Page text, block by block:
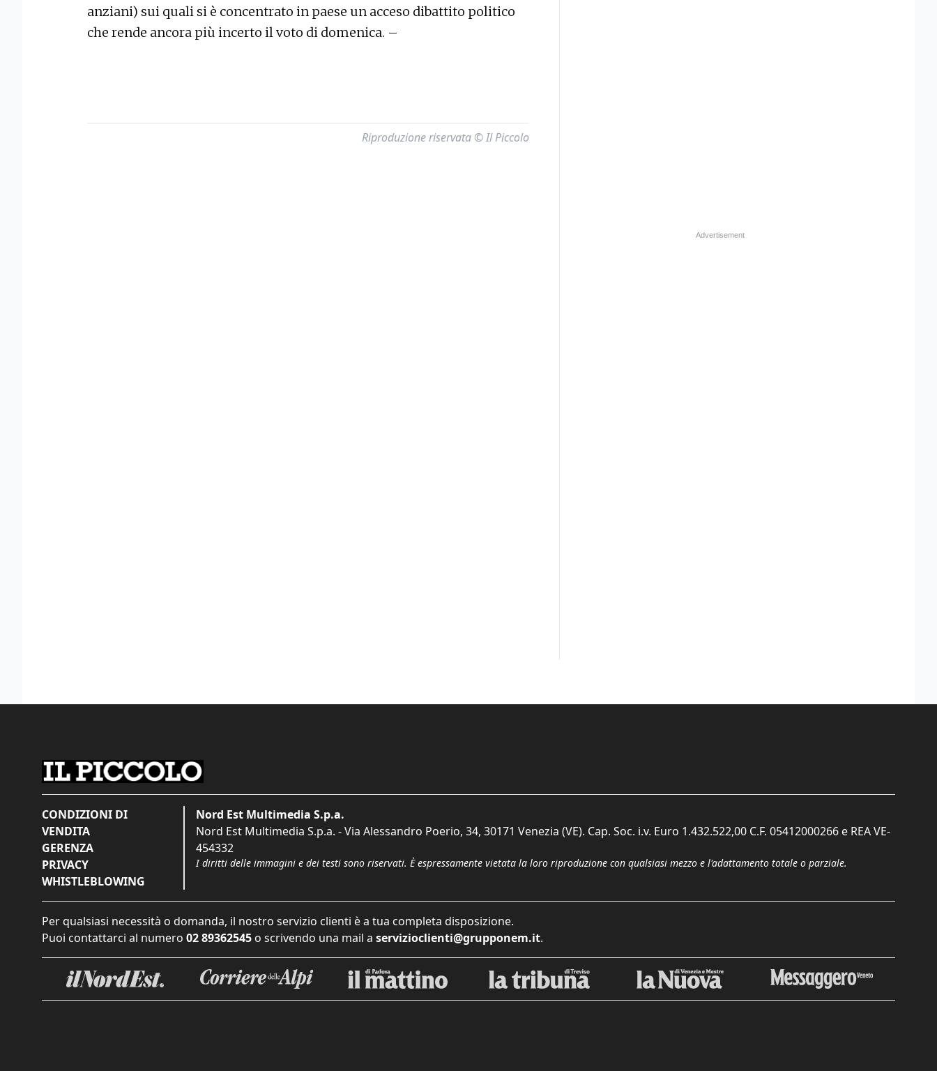
anziani) sui quali si è concentrato in paese un acceso dibattito politico
che rende ancora più incerto il voto di domenica. –
Riproduzione riservata © Il Piccolo
CONDIZIONI DI
VENDITA
GERENZA
PRIVACY
WHISTLEBLOWING
Nord Est Multimedia S.p.a.
Nord Est Multimedia S.p.a. - Via Alessandro Poerio, 34, 30171 Venezia (VE). Cap. Soc. i.v. Euro 1.432.522,00 C.F. 05412000266 e REA VE-
454332
I diritti delle immagini e dei testi sono riservati. È espressamente vietata la loro riproduzione con qualsiasi mezzo e l'adattamento totale o parziale.
Per qualsiasi necessità o domanda, il nostro servizio clienti è a tua completa disposizione.
Puoi contattarci al numero 02 89362545 o scrivendo una mail a servizioclienti@grupponem.it.